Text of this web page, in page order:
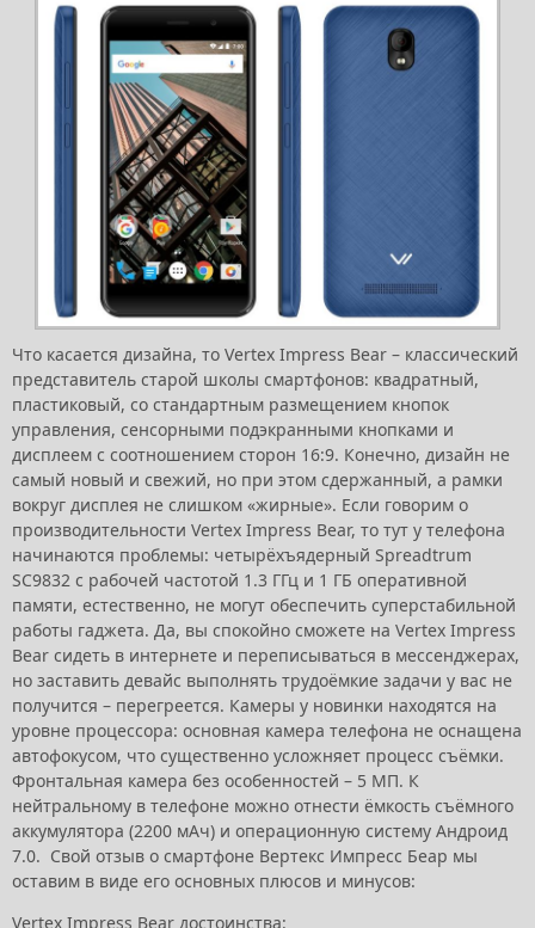
Что касается дизайна, то Vertex Impress Bear – классический
представитель старой школы смартфонов: квадратный,
пластиковый, со стандартным размещением кнопок
управления, сенсорными подэкранными кнопками и
дисплеем с соотношением сторон 16:9. Конечно, дизайн не
самый новый и свежий, но при этом сдержанный, а рамки
вокруг дисплея не слишком «жирные». Если говорим о
производительности Vertex Impress Bear, то тут у телефона
начинаются проблемы: четырёхъядерный Spreadtrum
SC9832 с рабочей частотой 1.3 ГГц и 1 ГБ оперативной
памяти, естественно, не могут обеспечить суперстабильной
работы гаджета. Да, вы спокойно сможете на Vertex Impress
Bear сидеть в интернете и переписываться в мессенджерах,
но заставить девайс выполнять трудоёмкие задачи у вас не
получится – перегреется. Камеры у новинки находятся на
уровне процессора: основная камера телефона не оснащена
автофокусом, что существенно усложняет процесс съёмки.
Фронтальная камера без особенностей – 5 МП. К
нейтральному в телефоне можно отнести ёмкость съёмного
аккумулятора (2200 мАч) и операционную систему Андроид
7.0. Свой отзыв о смартфоне Вертекс Импресс Беар мы
оставим в виде его основных плюсов и минусов:
Vertex Impress Bear достоинства: